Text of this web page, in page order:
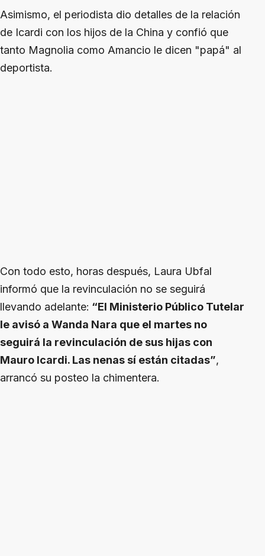
Asimismo, el periodista dio detalles de la relación
de Icardi con los hijos de la China y confió que
tanto Magnolia como Amancio le dicen "papá" al
deportista.
Con todo esto, horas después, Laura Ubfal
informó que la revinculación no se seguirá
llevando adelante: “El Ministerio Público Tutelar
le avisó a Wanda Nara que el martes no
seguirá la revinculación de sus hijas con
Mauro Icardi. Las nenas sí están citadas”,
arrancó su posteo la chimentera.